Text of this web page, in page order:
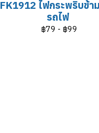
FK1912 ไฟกระพริบข้า
รถไฟ
฿79 - ฿99